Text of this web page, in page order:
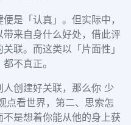
是「认真」。但实际中，
来自身什么好处，借此评
联。而这类以「片面性」
不真正。
创建好关联，那么你 少
点看世界，第二、思索怎
是想着你能从他的身上获